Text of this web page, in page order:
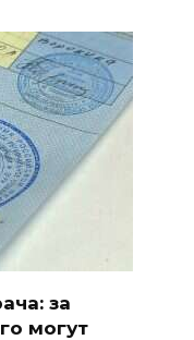
за
могут